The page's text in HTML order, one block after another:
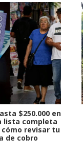
$250.000 en
lista completa
cómo revisar tu
de cobro